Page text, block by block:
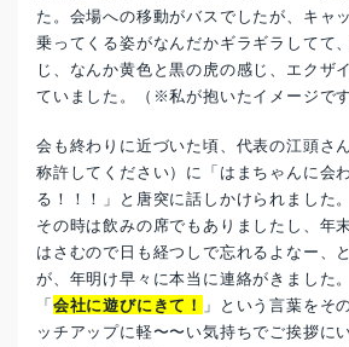
た。会場への移動がバスでしたが、キャ
乗ってくる姿がなんだかギラギラしてて
じ、なんか黄色と黒の虎の感じ、エクザ
ていました。（※私が抱いたイメージです
会も終わりに近づいた頃、代表の江頭さ
称許してください）に「はまちゃんに会
る！！！」と唐突に話しかけられました。
その時は飲みの席でもありましたし、年
はさむので日も経つしで忘れるよなー、
が、年明け早々に本当に連絡がきました。
「会社に遊びにきて！
」という言葉をそ
ッチアップに軽〜〜い気持ちでご挨拶に